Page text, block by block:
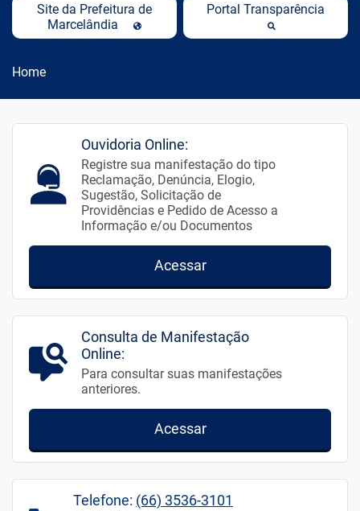
Site da Prefeitura de
Marcelândia
Portal Transparência
Home
Ouvidoria Online:
Registre sua manifestação do tipo
Reclamação, Denúncia, Elogio,
Sugestão, Solicitação de
Providências e Pedido de Acesso a
Informação e/ou Documentos
Acessar
Consulta de Manifestação
Online:
Para consultar suas manifestações
anteriores.
Acessar
Telefone: (66) 3536-3101